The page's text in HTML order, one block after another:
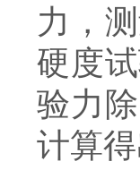
力，
硬度
验力
计算得